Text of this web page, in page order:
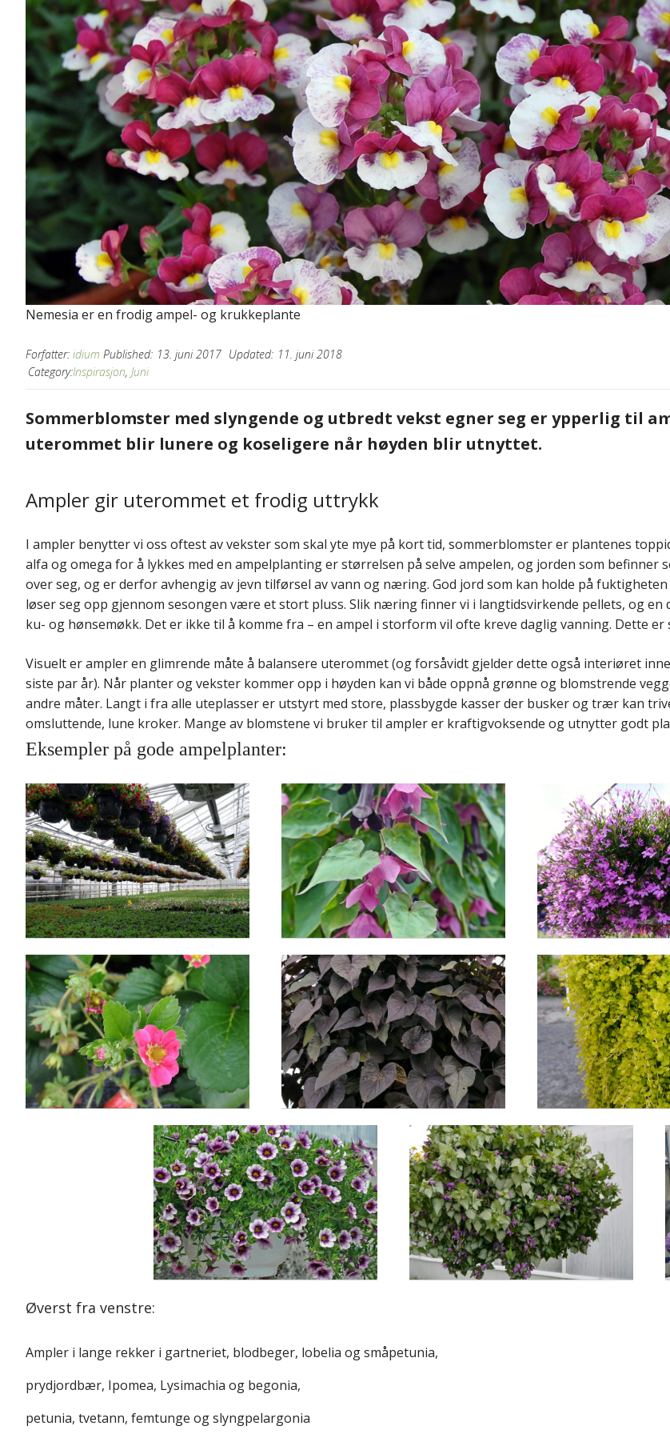
Nemesia er en frodig ampel- og krukkeplante
Forfatter: idium Published: 13. juni 2017 Updated: 11. juni 2018
Category:Inspirasjon, Juni
Sommerblomster med slyngende og utbredt vekst egner seg er ypperlig til
uterommet blir lunere og koseligere når høyden blir utnyttet.
Ampler gir uterommet et frodig uttrykk
I ampler benytter vi oss oftest av vekster som skal yte mye på kort tid, sommerblomster er plantenes
alfa og omega for å lykkes med en ampelplanting er størrelsen på selve ampelen, og jorden som befinner
over seg, og er derfor avhengig av jevn tilførsel av vann og næring. God jord som kan holde på
løser seg opp gjennom sesongen være et stort pluss. Slik næring finner vi i langtidsvirkende pellets, og
ku- og hønsemøkk. Det er ikke til å komme fra – en ampel i storform vil ofte kreve daglig vanning. Dette
Visuelt er ampler en glimrende måte å balansere uterommet (og forsåvidt gjelder dette også interiøret
siste par år). Når planter og vekster kommer opp i høyden kan vi både oppnå grønne og blomstrende
andre måter. Langt i fra alle uteplasser er utstyrt med store, plassbygde kasser der busker og trær kan
omsluttende, lune kroker. Mange av blomstene vi bruker til ampler er kraftigvoksende og utnytter godt
Eksempler på gode ampelplanter:
Øverst fra venstre:
Ampler i lange rekker i gartneriet, blodbeger, lobelia og småpetunia,
prydjordbær, Ipomea, Lysimachia og begonia,
petunia, tvetann, femtunge og slyngpelargonia